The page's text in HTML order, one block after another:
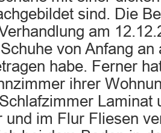
sind. Die
am
von Anfang an
habe. Ferner
ihrer
Laminat
und im Flur Fliesen